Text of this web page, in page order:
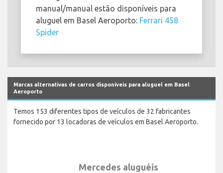
manual/manual estão disponíveis para
aluguel em Basel Aeroporto: Ferrari 458
Spider
Marcas alternativas de carros disponíveis para aluguel em Basel
Aeroporto
Temos 153 diferentes tipos de veículos de 32 fabricantes
fornecido por 13 locadoras de veículos em Basel Aeroporto.
Mercedes aluguéis